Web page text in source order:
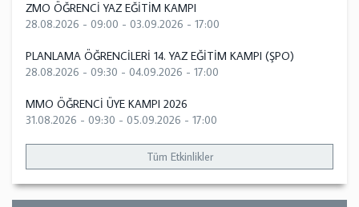
ZMO ÖĞRENCİ YAZ EĞİTİM KAMPI
28.08.2026 - 09:00 - 03.09.2026 - 17:00
PLANLAMA ÖĞRENCİLERİ 14. YAZ EĞİTİM KAMPI (ŞPO)
28.08.2026 - 09:30 - 04.09.2026 - 17:00
MMO ÖĞRENCİ ÜYE KAMPI 2026
31.08.2026 - 09:30 - 05.09.2026 - 17:00
Tüm Etkinlikler